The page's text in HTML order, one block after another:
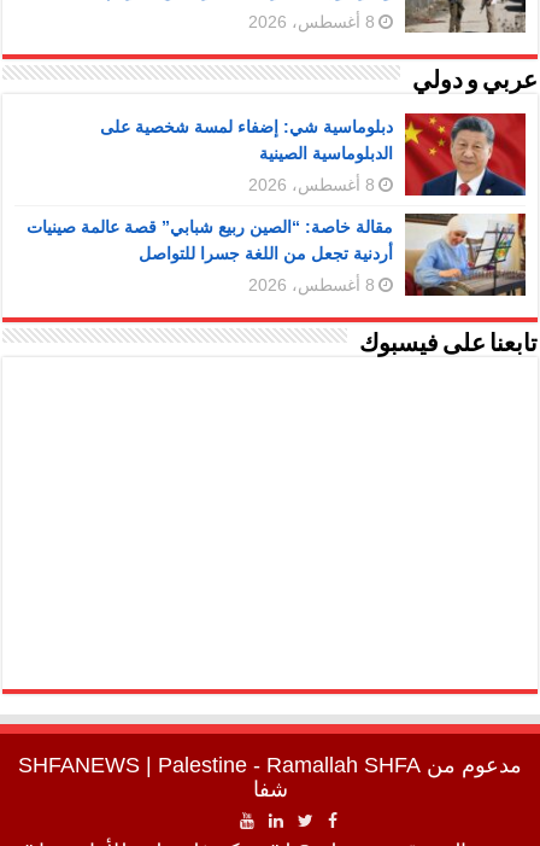
8 أغسطس، 2026
عربي و دولي
دبلوماسية شي: إضفاء لمسة شخصية على
الدبلوماسية الصينية
8 أغسطس، 2026
مقالة خاصة: “الصين ربيع شبابي” قصة عالمة صينيات
أردنية تجعل من اللغة جسرا للتواصل
8 أغسطس، 2026
تابعنا على فيسبوك
مدعوم من SHFANEWS | Palestine - Ramallah SHFA
شفا